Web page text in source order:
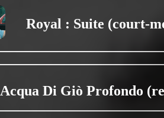
Royal : Suite (court-
Acqua Di Giò Profondo